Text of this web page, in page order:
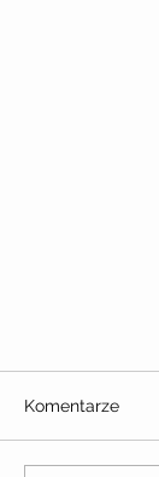
Komentarze